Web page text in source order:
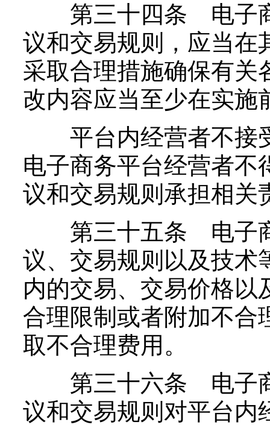
第三十四条 电子商
议和交易规则，应当在
采取合理措施确保有关
改内容应当至少在实施
平台内经营者不接
电子商务平台经营者不
议和交易规则承担相关
第三十五条 电子商
议、交易规则以及技术
内的交易、交易价格以
合理限制或者附加不合
取不合理费用。
第三十六条 电子商
议和交易规则对平台内